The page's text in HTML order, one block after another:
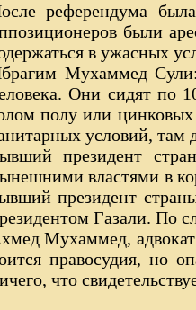
референдума
были
в ужасных
Мухаммед
Они сидят по
полу или
условий, там
президент
властями в
президент
Газали. По
Мухаммед,
правосудия, но
что